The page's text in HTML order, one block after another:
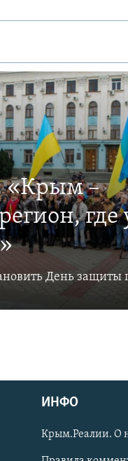
«Крым –
День защиты
ИНФО
Крым.Реалии. О